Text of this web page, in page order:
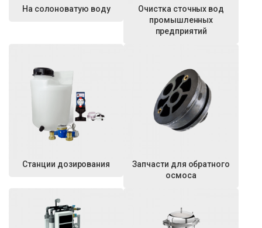
На солоноватую воду
Очистка сточных вод
промышленных
предприятий
Станции дозирования
Запчасти для обратного
осмоса